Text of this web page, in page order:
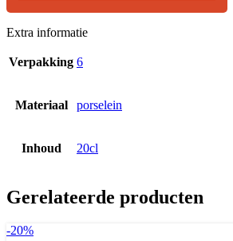
Extra informatie
Verpakking 6
Materiaal porselein
Inhoud 20cl
Gerelateerde producten
-20%